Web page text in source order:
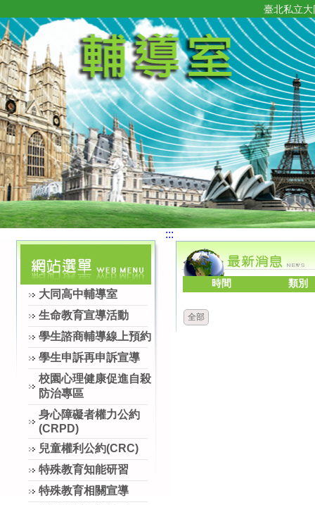
臺北私立
大同高中輔導室
生命教育宣導活動
學生諮商輔導線上預約
學生申訴再申訴宣導
校園心理健康促進自殺
防治專區
身心障礙者權力公約
(CRPD)
兒童權利公約(CRC)
特殊教育知能研習
特殊教育相關宣導
:::
時間 類別
全部